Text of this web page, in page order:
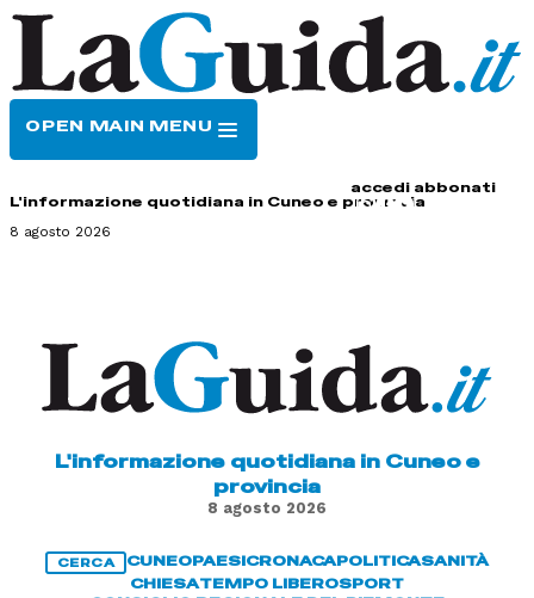
OPEN MAIN MENU
accedi abbonati
L'informazione quotidiana in Cuneo e provincia
8 agosto 2026
L'informazione quotidiana in Cuneo e
provincia
8 agosto 2026
CERCA CUNEOPAESICRONACAPOLITICASANITÀ
CHIESATEMPO LIBEROSPORT